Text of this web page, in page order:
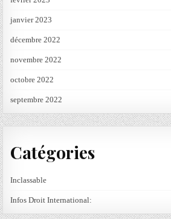
janvier 2023
décembre 2022
novembre 2022
octobre 2022
septembre 2022
Catégories
Inclassable
Infos Droit International: